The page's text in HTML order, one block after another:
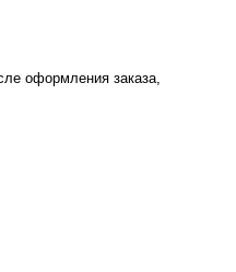
оформления заказа,